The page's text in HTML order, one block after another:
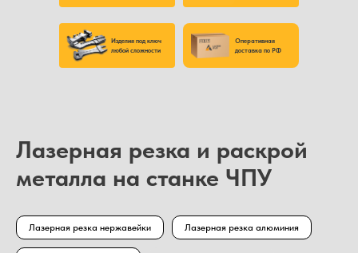
Оперативная
доставка по РФ
Изделия под ключ
любой сложности
Лазерная резка и раскрой
металла на станке ЧПУ
Лазерная резка нержавейки Лазерная резка алюминия